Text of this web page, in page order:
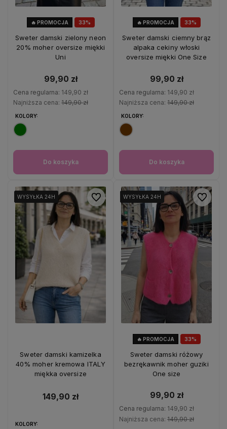
33%
🔥 PROMOCJA
Sweter damski zielony neon
20% moher oversize miękki
Uni
99,90 zł
Cena regularna: 149,90 zł
Najniższa cena: 149,90 zł
KOLORY:
Do koszyka
33%
🔥 PROMOCJA
Sweter damski ciemny brąz
alpaka cekiny włoski
oversize miękki One Size
99,90 zł
Cena regularna: 149,90 zł
Najniższa cena: 149,90 zł
KOLORY:
Do koszyka
WYSYŁKA 24H
WYSYŁKA 24H
WYSYŁKA 24H
Sweter damski kamizelka
40% moher kremowa ITALY
miękka oversize
149,90 zł
KOLORY:
Do ulubionych
33%
🔥 PROMOCJA
WYSYŁKA 24H
WYSYŁKA 24H
WYSYŁKA 24H
Sweter damski różowy
bezrękawnik moher guziki
One size
99,90 zł
Cena regularna: 149,90 zł
Najniższa cena: 149,90 zł
Do